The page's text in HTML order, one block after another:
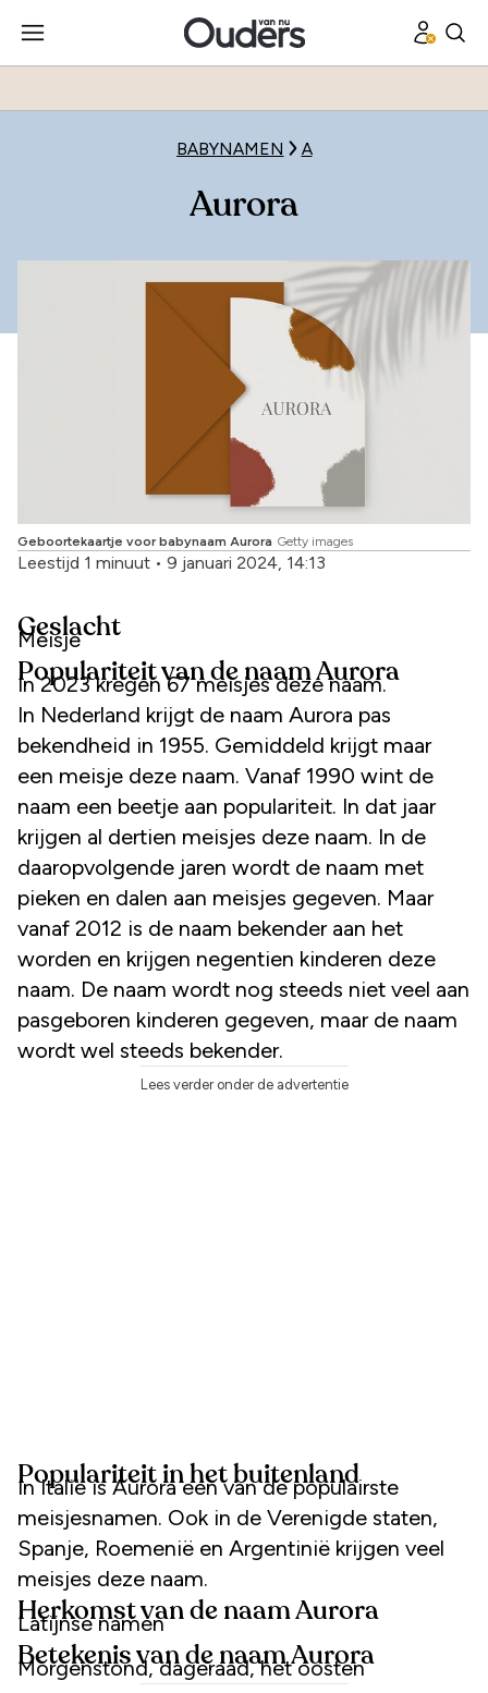
BABYNAMEN A
Aurora
Geboortekaartje voor babynaam Aurora Getty images
Leestijd 1 minuut • 9 januari 2024, 14:13
Geslacht
Meisje
Populariteit van de naam Aurora
In 2023 kregen 67 meisjes deze naam.
In Nederland krijgt de naam Aurora pas
bekendheid in 1955. Gemiddeld krijgt maar
een meisje deze naam. Vanaf 1990 wint de
naam een beetje aan populariteit. In dat jaar
krijgen al dertien meisjes deze naam. In de
daaropvolgende jaren wordt de naam met
pieken en dalen aan meisjes gegeven. Maar
vanaf 2012 is de naam bekender aan het
worden en krijgen negentien kinderen deze
naam. De naam wordt nog steeds niet veel aan
pasgeboren kinderen gegeven, maar de naam
wordt wel steeds bekender.
Lees verder onder de advertentie
Populariteit in het buitenland
In Italië is Aurora een van de populairste
meisjesnamen. Ook in de Verenigde staten,
Spanje, Roemenië en Argentinië krijgen veel
meisjes deze naam.
Herkomst van de naam Aurora
Latijnse namen
Betekenis van de naam Aurora
Morgenstond, dageraad, het oosten